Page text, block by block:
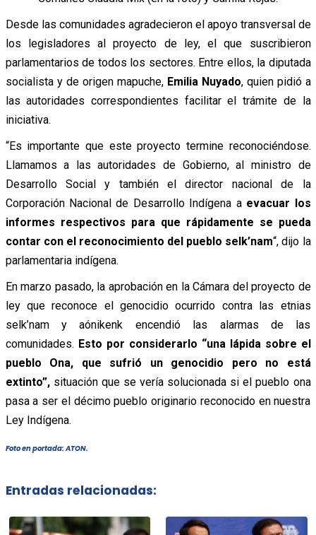
Desde las comunidades agradecieron el apoyo transversal de
los legisladores al proyecto de ley, el que suscribieron
parlamentarios de todos los sectores. Entre ellos, la diputada
socialista y de origen mapuche,Emilia Nuyado, quien pidió a
las autoridades correspondientes facilitar el trámite de la
iniciativa.
“Es importante que este proyecto termine reconociéndose.
Llamamos a las autoridades de Gobierno, al ministro de
Desarrollo Social y también el director nacional de la
Corporación Nacional de Desarrollo Indígena aevacuar los
informes respectivos para que rápidamente se pueda
contar con el reconocimiento del pueblo selk’nam“, dijo la
parlamentaria indígena.
En marzo pasado, la aprobación en la Cámara del proyecto de
ley que reconoce el genocidio ocurrido contra las etnias
selk’nam y aónikenk encendió las alarmas de las
comunidades. Esto por considerarlo “una lápida sobre el
pueblo Ona, que sufrió un genocidio pero no está
extinto”, situación que se vería solucionada si el pueblo ona
pasa a ser el décimo pueblo originario reconocido en nuestra
Ley Indígena.
Foto en portada: ATON.
Entradas relacionadas: